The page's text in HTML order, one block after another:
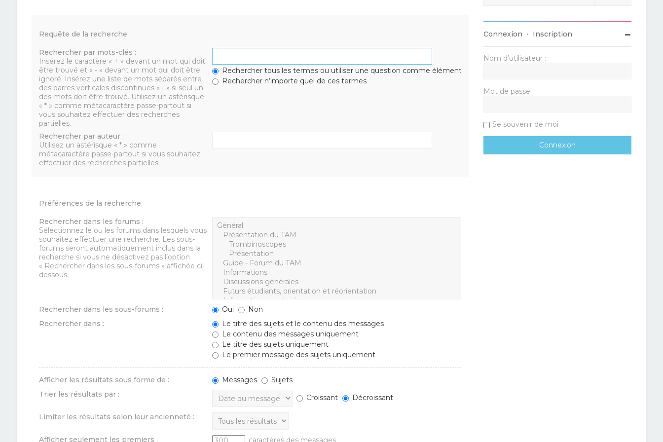
Requête de la recherche
Rechercher par mots-clés :
Insérez le caractère « + » devant un mot qui doit
être trouvé et « - » devant un mot qui doit être
ignoré. Insérez une liste de mots séparés entre
des barres verticales discontinues « | » si seul un
des mots doit être trouvé. Utilisez un astérisque
« * » comme métacaractère passe-partout si
vous souhaitez effectuer des recherches
partielles.
Rechercher tous les termes ou utiliser une question comme élément
Rechercher n’importe quel de ces termes
Rechercher par auteur :
Utilisez un astérisque « * » comme
métacaractère passe-partout si vous souhaitez
effectuer des recherches partielles.
Préférences de la recherche
Rechercher dans les forums :
Sélectionnez le ou les forums dans lesquels vous
souhaitez effectuer une recherche. Les sous-
forums seront automatiquement inclus dans la
recherche si vous ne désactivez pas l’option
« Rechercher dans les sous-forums » affichée ci-
dessous.
Rechercher dans les sous-forums : Oui
Non
Rechercher dans :
Le titre des sujets et le contenu des messages
Le contenu des messages uniquement
Le titre des sujets uniquement
Le premier message des sujets uniquement
Afficher les résultats sous forme de : Messages
Sujets
Trier les résultats par :
Croissant Décroissant
Limiter les résultats selon leur ancienneté :
Afficher seulement les premiers : caractères des messages
Connexion • Inscription
Nom d’utilisateur :
Mot de passe :
Se souvenir de moi